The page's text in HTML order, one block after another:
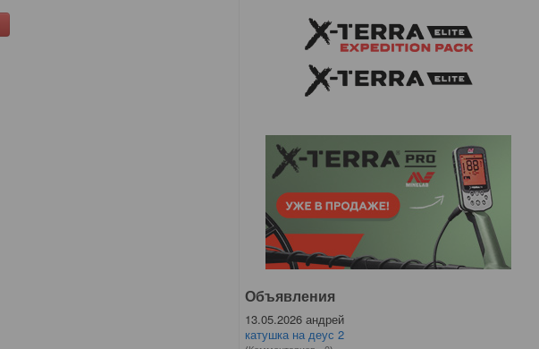
Объявления
13.05.2026 андрей
катушка на деус 2